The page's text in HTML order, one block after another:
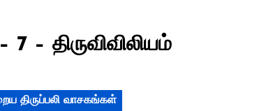
– திருவிவிலியம்
திருப்பலி வாசகங்கள்